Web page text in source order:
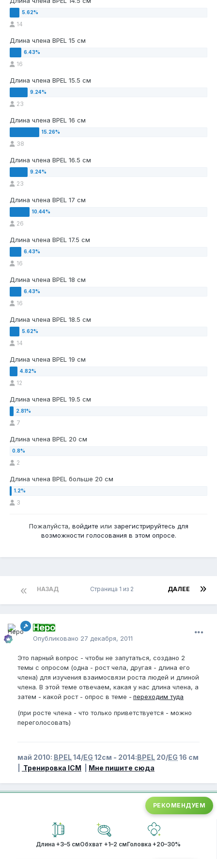
14
Длина члена BPEL 15 см
16
Длина члена BPEL 15.5 см
23
Длина члена BPEL 16 см
38
Длина члена BPEL 16.5 см
23
Длина члена BPEL 17 см
26
Длина члена BPEL 17.5 см
16
Длина члена BPEL 18 см
16
Длина члена BPEL 18.5 см
14
Длина члена BPEL 19 см
12
Длина члена BPEL 19.5 см
7
Длина члена BPEL 20 см
2
Длина члена BPEL больше 20 см
3
Пожалуйста, войдите или зарегистрируйтесь для
возможности голосования в этом опросе.
НАЗАД ДАЛЕЕ
Страница 1 из 2
Неро
Опубликовано 27 декабря, 2011
Это парный вопрос - чтобы не запутаться, создано 2
темы с опросом (одна - рост чела, другая - длина его
члена) для изучения взаимосвязи роста людей и длиной
члена. В этой теме отвечаем, какая у нас длина члена, а
затем - какой рост - опрос в теме - переходим туда
(при росте члена - что только приветствуется - можно
переголосовать)
май 2010: BPEL14/EG 12см - 2014:BPEL 20/EG 16 см
Тренировка ICM Мне пишите сюда
РЕКОМЕНДУЕМ
Длина +3–5 смОбхват +1–2 смГоловка +20–30%